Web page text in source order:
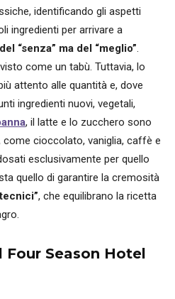
identificando gli aspetti
ingredienti per arrivare a
“senza” ma del “meglio”.
come un tabù. Tuttavia, lo
attento alle quantità e, dove
ingredienti nuovi, vegetali,
, il latte e lo zucchero sono
cioccolato, vaniglia, caffè e
esclusivamente per quello
quello di garantire la cremosità
, che equilibrano la ricetta
Season Hotel